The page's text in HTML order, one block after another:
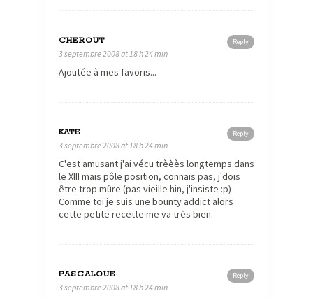
Reply
CHEROUT
3 septembre 2008 at 18 h 24 min
Ajoutée à mes favoris...
Reply
KATE
3 septembre 2008 at 18 h 24 min
C'est amusant j'ai vécu trèèès longtemps dans
le XIII mais pôle position, connais pas, j'dois
être trop mûre (pas vieille hin, j'insiste :p)
Comme toi je suis une bounty addict alors
cette petite recette me va très bien.
Reply
PASCALOUE
3 septembre 2008 at 18 h 24 min